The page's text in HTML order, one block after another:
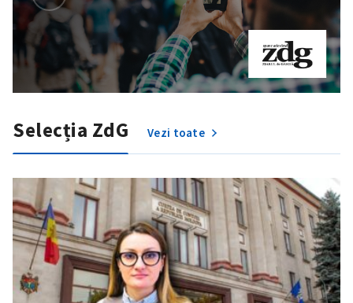
Selecția ZdG Vezi toate